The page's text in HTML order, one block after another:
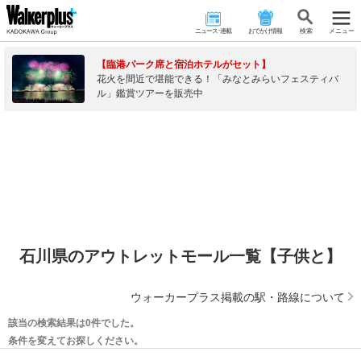
ニュース･連載 おでかけ情報 検 索 メニュー
【臨港パーク席と宿泊ホテルがセット】
花火を間近で堪能できる！「みなとみらいフェスティバ
ル」鑑賞ツアーを販売中
石川県のアウトレットモール一覧【子供と】
ウォーカープラス掲載の駅・路線について
該当の検索結果は0件でした。
条件を変えてお探しください。